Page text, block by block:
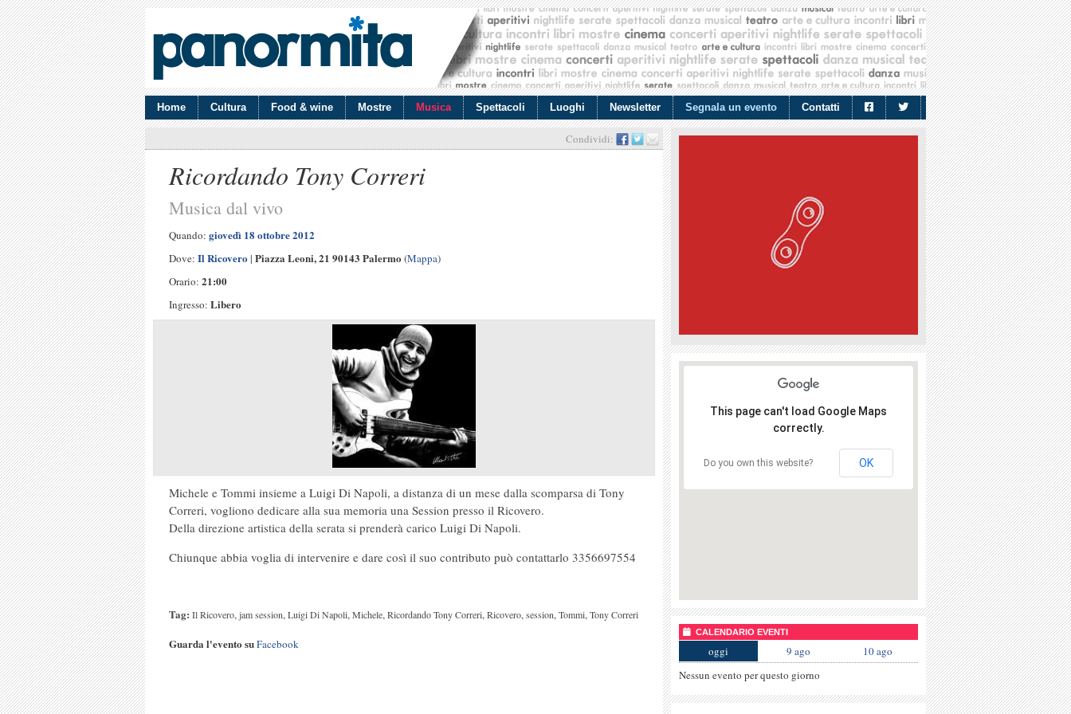
Home Cultura Food & wine Mostre Musica Spettacoli Luoghi Newsletter Segnala un evento Contatti
Condividi:
Ricordando Tony Correri
Musica dal vivo
Quando: giovedì 18 ottobre 2012
Dove: Il Ricovero | Piazza Leoni, 21 90143 Palermo (Mappa)
Orario: 21:00
Ingresso: Libero
Michele e Tommi insieme a Luigi Di Napoli, a distanza di un mese dalla scomparsa di Tony
Correri, vogliono dedicare alla sua memoria una Session presso il Ricovero.
Della direzione artistica della serata si prenderà carico Luigi Di Napoli.
Chiunque abbia voglia di intervenire e dare così il suo contributo può contattarlo 3356697554
Tag: Il Ricovero,jam session,Luigi Di Napoli,Michele,Ricordando Tony Correri,Ricovero,session,Tommi,Tony Correri
Guarda l'evento suFacebook
This page can't load Google Maps
correctly.
Do you own this website? OK
CALENDARIO EVENTI
oggi 9 ago
10 ago
Nessun evento per questo giorno